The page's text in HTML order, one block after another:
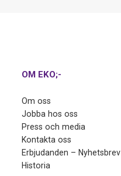
OM EKO;-
Om oss
Jobba hos oss
Press och media
Kontakta oss
Erbjudanden – Nyhetsbrev
Historia